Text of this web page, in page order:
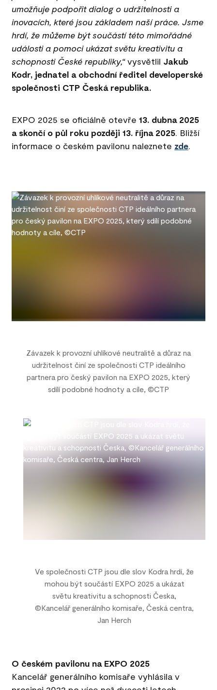
umožňuje podpořit dialog o udržitelnosti a
inovacích, které jsou základem naší práce. Jsme
hrdí, že můžeme být součástí této mimořádné
události a pomoci ukázat světu kreativitu a
schopnosti České republiky,“vysvětlil Jakub
Kodr, jednatel a obchodní ředitel developerské
společnosti CTP Česká republika.
EXPO 2025 se oficiálně otevře 13. dubna 2025
a skončí o půl roku později 13. října 2025. Bližší
informace o českém pavilonu naleznete zde.
Závazek k provozní uhlíkové neutralitě a důraz na
udržitelnost činí ze společnosti CTP ideálního
partnera pro český pavilon na EXPO 2025, který
sdílí podobné hodnoty a cíle, ©CTP
Ve společnosti CTP jsou dle slov Kodra hrdí, že
mohou být součástí EXPO 2025 a ukázat
světu kreativitu a schopnosti Česka,
©Kancelář generálního komisaře, Česká centra,
Jan Herch
O českém pavilonu na EXPO 2025
Kancelář generálního komisaře vyhlásila v